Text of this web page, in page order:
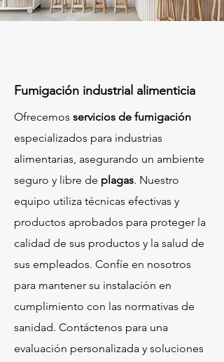
Fumigación industrial alimenticia
Ofrecemos servicios de fumigación
especializados para industrias
alimentarias, asegurando un ambiente
seguro y libre de plagas. Nuestro
equipo utiliza técnicas efectivas y
productos aprobados para proteger la
calidad de sus productos y la salud de
sus empleados. Confíe en nosotros
para mantener su instalación en
cumplimiento con las normativas de
sanidad. Contáctenos para una
evaluación personalizada y soluciones